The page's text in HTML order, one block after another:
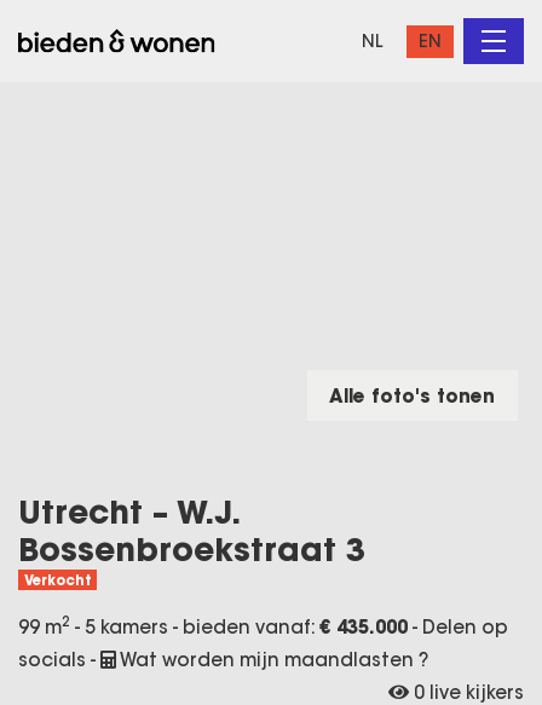
NL EN
Utrecht – W.J.
Bossenbroekstraat 3
Verkocht
99 m2 - 5 kamers - bieden vanaf: € 435.000 - Delen op
socials -
Wat worden mijn maandlasten ?
0 live kijkers
Alle foto's tonen